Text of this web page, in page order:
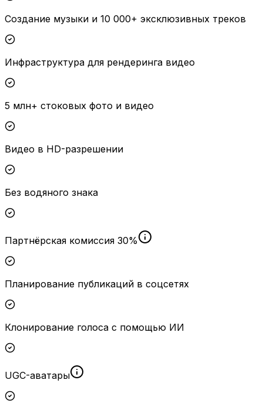
Создание музыки и 10 000+ эксклюзивных треков
Инфраструктура для рендеринга видео
5 млн+ стоковых фото и видео
Видео в HD-разрешении
Без водяного знака
Партнёрская комиссия 30%
Планирование публикаций в соцсетях
Клонирование голоса с помощью ИИ
UGC-аватары